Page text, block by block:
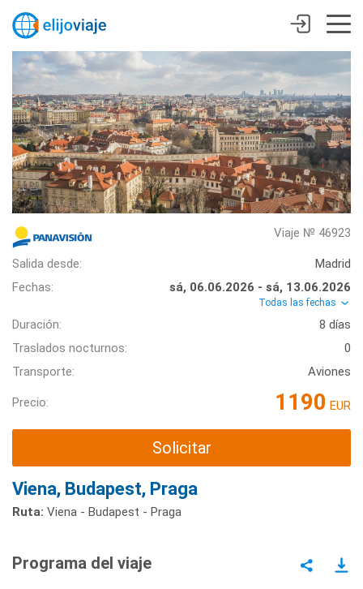
Viaje № 46923
Salida desde:
Madrid
Fechas:
sá, 06.06.2026 - sá, 13.06.2026
Todas las fechas
Duración:
8 días
Traslados nocturnos:
0
Transporte:
Aviones
Precio: 1190 EUR
Solicitar
Viena, Budapest, Praga
Ruta: Viena - Budapest - Praga
Programa del viaje